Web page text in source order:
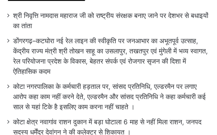
श्री निवृत्ति नामदास महाराज जी को राष्ट्रीय संरक्षक बनाए जाने पर देशभर से बधाइयों
का तांता
डोंगरगढ़–कटघोरा नई रेल लाइन की स्वीकृति पर जनआभार का अभूतपूर्व उत्साह,
केंद्रीय राज्य मंत्री श्री तोखन साहू का उसलापुर, तखतपुर एवं मुंगेली में भव्य स्वागत,
रेल परियोजना प्रदेश के विकास, बेहतर संपर्क एवं रोजगार सृजन की दिशा में
ऐतिहासिक कदम
कोटा नगरपालिका के कर्मचारी हड़ताल पर, सांसद प्रतिनिधि, एल्डरमैन पर लगाए
आरोप कहा काम नहीं करने देते, एल्डरमैन और सांसद प्रतिनिधि ने कहा कर्मचारी कई
साल से यहां टिके है इसलिए काम करना नहीं चाहते ।
कोटा क्षेत्र नवागांव राशन दुकान में बड़ा घोटाला 6 माह से नहीं मिला राशन, जनपद
सदस्य धर्मेंद्र देवांगन ने की कलेक्टर से शिकायत ।